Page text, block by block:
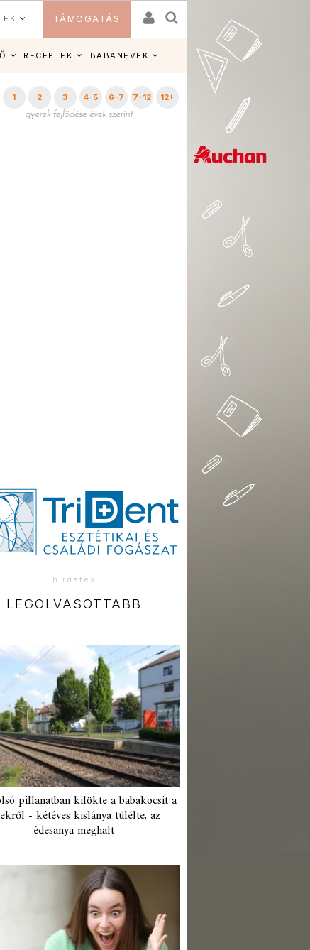
TÁMOGATÁS
RECEPTEK BABANEVEK
1 2 3 4-5 6-7 7-12 12+
hirdetés
LEGOLVASOTTABB
pillanatban kilökte a babakocsit a
- kétéves kislánya túlélte, az
édesanya meghalt